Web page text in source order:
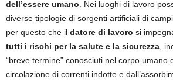
dell’essere umano. Nei luoghi di lavoro
diverse tipologie di sorgenti artificiali di
per questo che il datore di lavoro si
tutti i rischi per la salute e la sicurezza,
“breve termine” conosciuti nel corpo umano
circolazione di correnti indotte e